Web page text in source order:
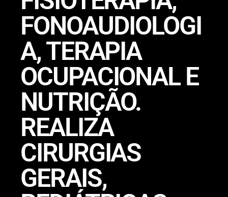
FONOAUDIOLOGI
A, TERAPIA
OCUPACIONAL E
NUTRIÇÃO.
REALIZA
CIRURGIAS
GERAIS,